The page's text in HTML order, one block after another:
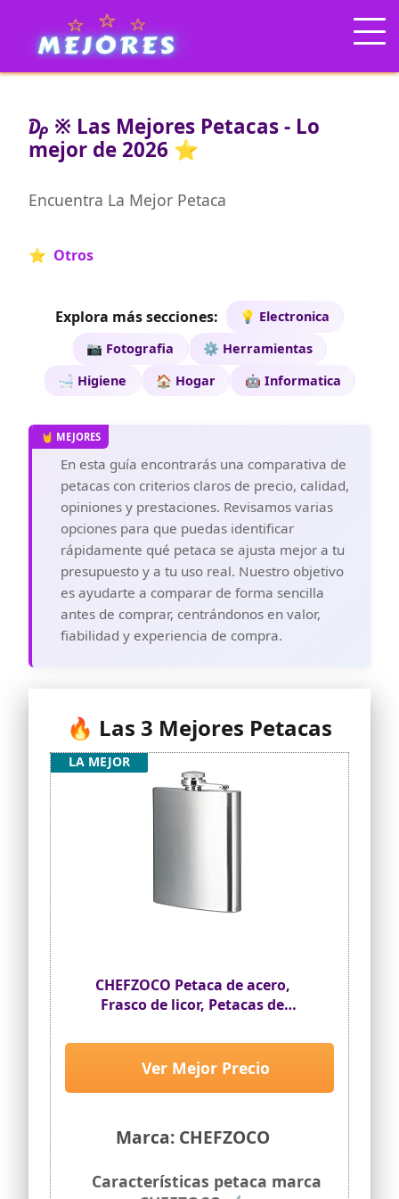
₯ ※ Las Mejores Petacas - Lo
mejor de 2026 ⭐
Encuentra La Mejor Petaca
⭐ Otros
Explora más secciones:
💡 Electronica
📷 Fotografia
⚙️ Herramientas
🛁 Higiene
🏠 Hogar 🤖 Informatica
En esta guía encontrarás una comparativa de
petacas con criterios claros de precio, calidad,
opiniones y prestaciones. Revisamos varias
opciones para que puedas identificar
rápidamente qué petaca se ajusta mejor a tu
presupuesto y a tu uso real. Nuestro objetivo
es ayudarte a comparar de forma sencilla
antes de comprar, centrándonos en valor,
fiabilidad y experiencia de compra.
🔥 Las 3 Mejores Petacas
CHEFZOCO Petaca de acero,
Frasco de licor, Petacas de
Licorera portátil, Petaca de viaje,
9.5 cm x 13.5 cm, Capacidad 240
ml, Acero inoxidable
Marca: CHEFZOCO
Ver Mejor Precio
LA MEJOR
Características petaca marca